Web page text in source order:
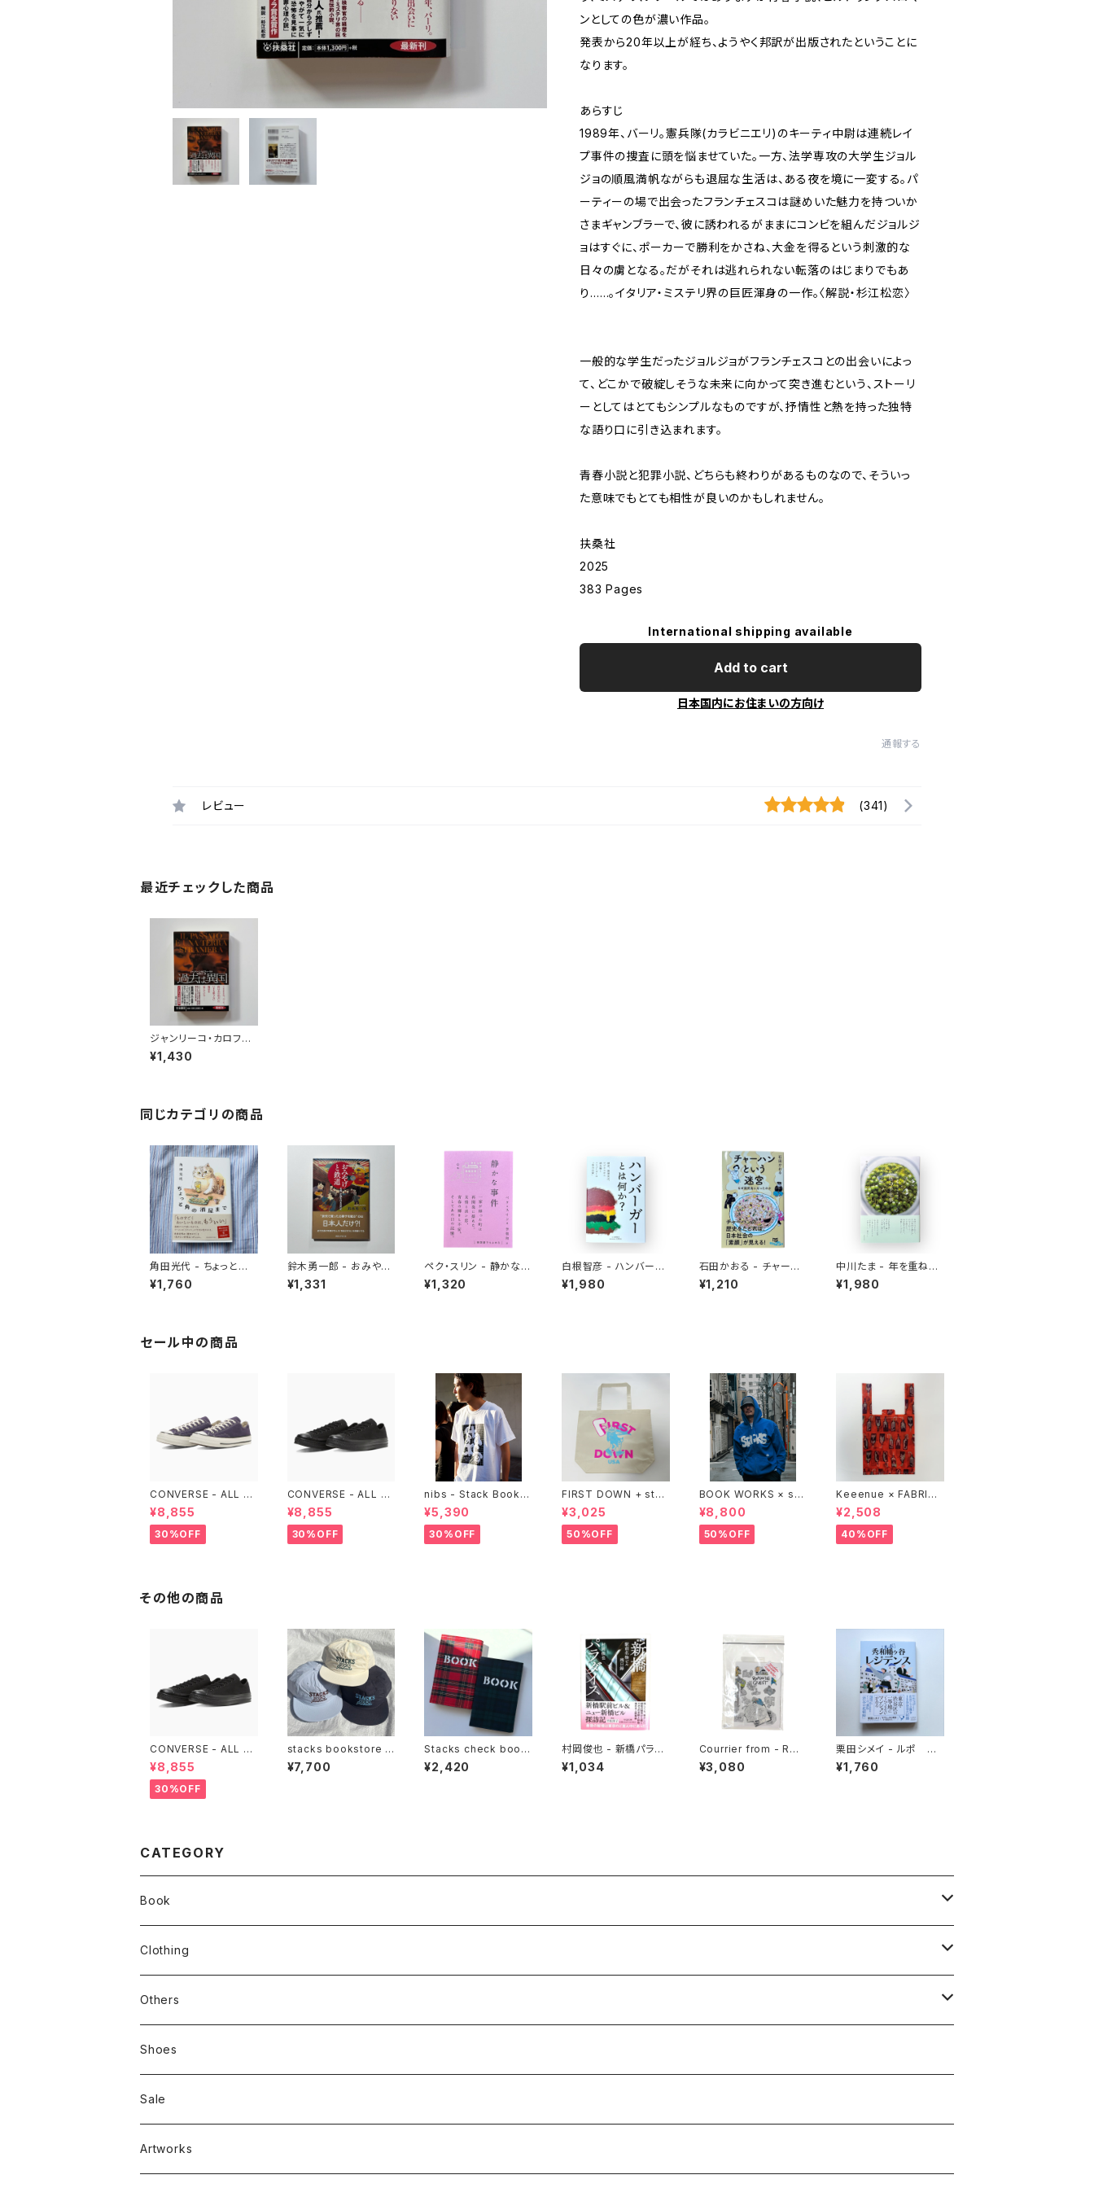
ンとしての色が濃い作品。
発表から20年以上が経ち、ようやく邦訳が出版されたということに
なります。
あらすじ
1989年、バーリ。憲兵隊(カラビニエリ)のキーティ中尉は連続レイ
プ事件の捜査に頭を悩ませていた。一方、法学専攻の大学生ジョル
ジョの順風満帆ながらも退屈な生活は、ある夜を境に一変する。パ
ーティーの場で出会ったフランチェスコは謎めいた魅力を持ついか
さまギャンブラーで、彼に誘われるがままにコンビを組んだジョルジ
ョはすぐに、ポーカーで勝利をかさね、大金を得るという刺激的な
日々の虜となる。だがそれは逃れられない転落のはじまりでもあ
り……。イタリア・ミステリ界の巨匠渾身の一作。〈解説・杉江松恋〉
一般的な学生だったジョルジョがフランチェスコとの出会いによっ
て、どこかで破綻しそうな未来に向かって突き進むという、ストーリ
ーとしてはとてもシンプルなものですが、抒情性と熱を持った独特
な語り口に引き込まれます。
青春小説と犯罪小説、どちらも終わりがあるものなので、そういっ
た意味でもとても相性が良いのかもしれません。
扶桑社
2025
383 Pages
International shipping available
Add to cart
日本国内にお住まいの方向け
通報する
レビュー (341)
最近チェックした商品
ジャンリーコ・カロフィ
ーリオ - 過去は異国
¥1,430
同じカテゴリの商品
角田光代 - ちょっと角
の酒屋まで
¥1,760
鈴木勇一郎 - おみやげ
と鉄道 「名物」が語る日
本近代史
¥1,331
ペク・スリン - 静かな事
件
¥1,320
白根智彦 - ハンバーガ
ーとは何か？
¥1,980
石田かおる - チャーハ
ンという迷宮 なぜ国民
食になったのか
¥1,210
中川たま - 年を重ねて
今を彩る 暦の手仕事
¥1,980
セール中の商品
CONVERSE - ALL ST
AR LGCY OX （Purpl
e）
¥8,855
30%OFF
CONVERSE - ALL ST
AR LGCY OX （ALL B
LACK)
¥8,855
30%OFF
nibs - Stack Bookst
ore Tee
¥5,390
30%OFF
FIRST DOWN + stac
ks bookstore BIG T
OTE
¥3,025
50%OFF
BOOK WORKS × sta
cks bookstore "Jim
bocho Beat Library
zip up hood"
¥8,800
50%OFF
Keeenue × FABRICK
®︎ "COMPACT SHOP
PING BAG" stacks E
xclusive model
¥2,508
40%OFF
その他の商品
CONVERSE - ALL ST
AR LGCY OX （ALL B
LACK)
¥8,855
30%OFF
stacks bookstore -
NATIONAL Jimboch
o Nylon Cap
¥7,700
Stacks check book
cover
¥2,420
村岡俊也 - 新橋パラダ
イス 駅前名物ビル残日
録
¥1,034
Courrier from - ROA
DSIDE QUEST
¥3,080
栗田シメイ - ルポ 秀
和幡ヶ谷レジデンス
¥1,760
CATEGORY
Book
stacks
新刊本
Zine、Other
Clothing
Tees
Sweatshirts
Bag & Accessories
Others
Mixcd
RC SLUM / ROYALTY CLUB
雑貨
Shoes
Sale
Artworks